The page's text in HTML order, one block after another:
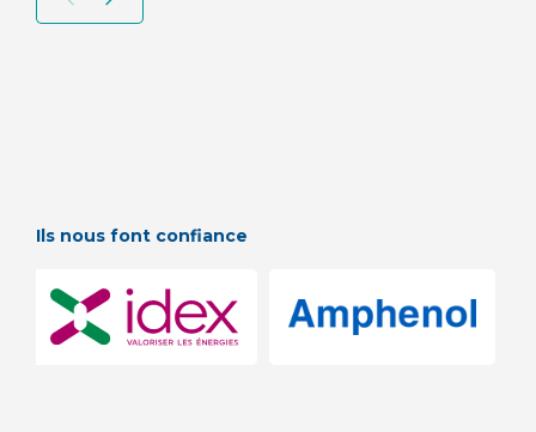
Ils nous font confiance